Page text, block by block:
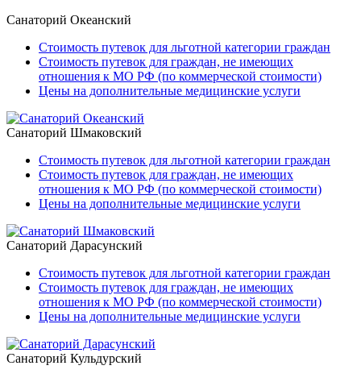
Санаторий Океанский
Стоимость путевок для льготной категории граждан
Стоимость путевок для граждан, не имеющих
отношения к МО РФ (по коммерческой стоимости)
Цены на дополнительные медицинские услуги
Санаторий Шмаковский
Стоимость путевок для льготной категории граждан
Стоимость путевок для граждан, не имеющих
отношения к МО РФ (по коммерческой стоимости)
Цены на дополнительные медицинские услуги
Санаторий Дарасунский
Стоимость путевок для льготной категории граждан
Стоимость путевок для граждан, не имеющих
отношения к МО РФ (по коммерческой стоимости)
Цены на дополнительные медицинские услуги
Санаторий Кульдурский